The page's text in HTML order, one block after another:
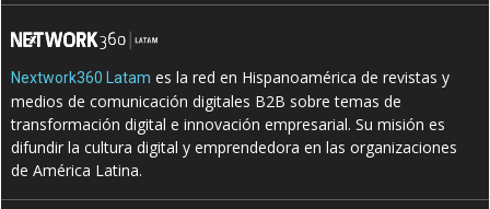
Nextwork360 Latam es la red en Hispanoamérica de revistas y
medios de comunicación digitales B2B sobre temas de
transformación digital e innovación empresarial. Su misión es
difundir la cultura digital y emprendedora en las organizaciones
de América Latina.